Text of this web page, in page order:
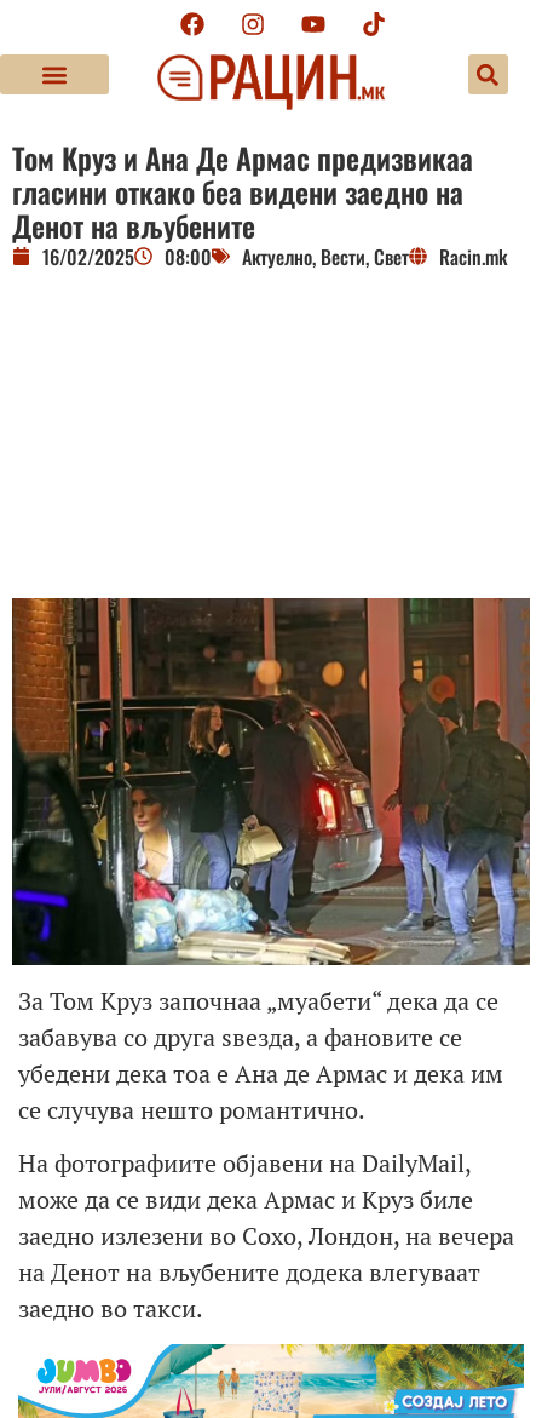
Том Круз и Ана Де Армас предизвикаа
гласини откако беа видени заедно на
Денот на вљубените
16/02/2025 08:00 Актуелно, Вести,Свет Racin.mk
За Том Круз започнаа „муабети“ дека да се
забавува со друга ѕвезда, а фановите се
убедени дека тоа е Ана де Армас и дека им
се случува нешто романтично.
На фотографиите објавени на DailyMail,
може да се види дека Армас и Круз биле
заедно излезени во Сохо, Лондон, на вечера
на Денот на вљубените додека влегуваат
заедно во такси.